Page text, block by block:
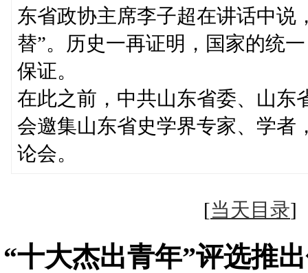
东省政协主席李子超在讲话中说
替”。历史一再证明，国家的统
保证。
在此之前，中共山东省委、山东
会邀集山东省史学界专家、学者
论会。
[当天目录
“十大杰出青年”评选推